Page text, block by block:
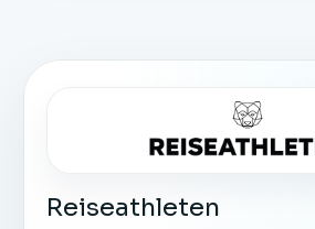
Reiseathleten